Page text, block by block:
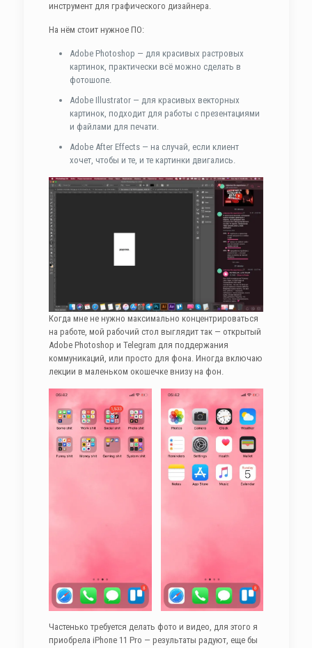
инструмент для графического дизайнера.
На нём стоит нужное ПО:
Adobe Photoshop — для красивых растровых
картинок, практически всё можно сделать в
фотошопе.
Adobe Illustrator — для красивых векторных
картинок, подходит для работы с презентациями
и файлами для печати.
Adobe After Effects — на случай, если клиент
хочет, чтобы и те, и те картинки двигались.
Когда мне не нужно максимально концентрироваться
на работе, мой рабочий стол выглядит так — открытый
Adobe Photoshop и Telegram для поддержания
коммуникаций, или просто для фона. Иногда включаю
лекции в маленьком окошечке внизу на фон.
Частенько требуется делать фото и видео, для этого я
приобрела iPhone 11 Pro — результаты радуют, еще бы